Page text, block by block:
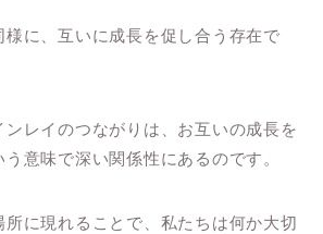
様に、互いに成長を促し合う存在で
レイのつながりは、お互いの成長を
意味で深い関係性にあるのです。
に現れることで、私たちは何か大切